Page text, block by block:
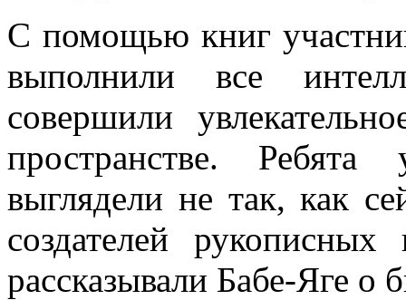
С помощью книг
выполнили все
совершили
пространстве.
выглядели не так, как
создателей
рассказывали Бабе-Яге о